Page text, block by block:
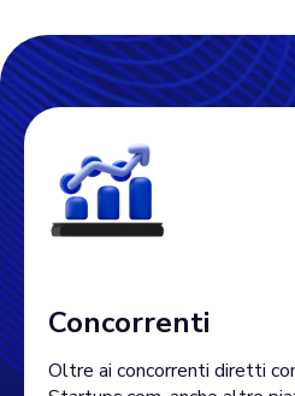
Concorrenti
Oltre ai concorrenti diretti